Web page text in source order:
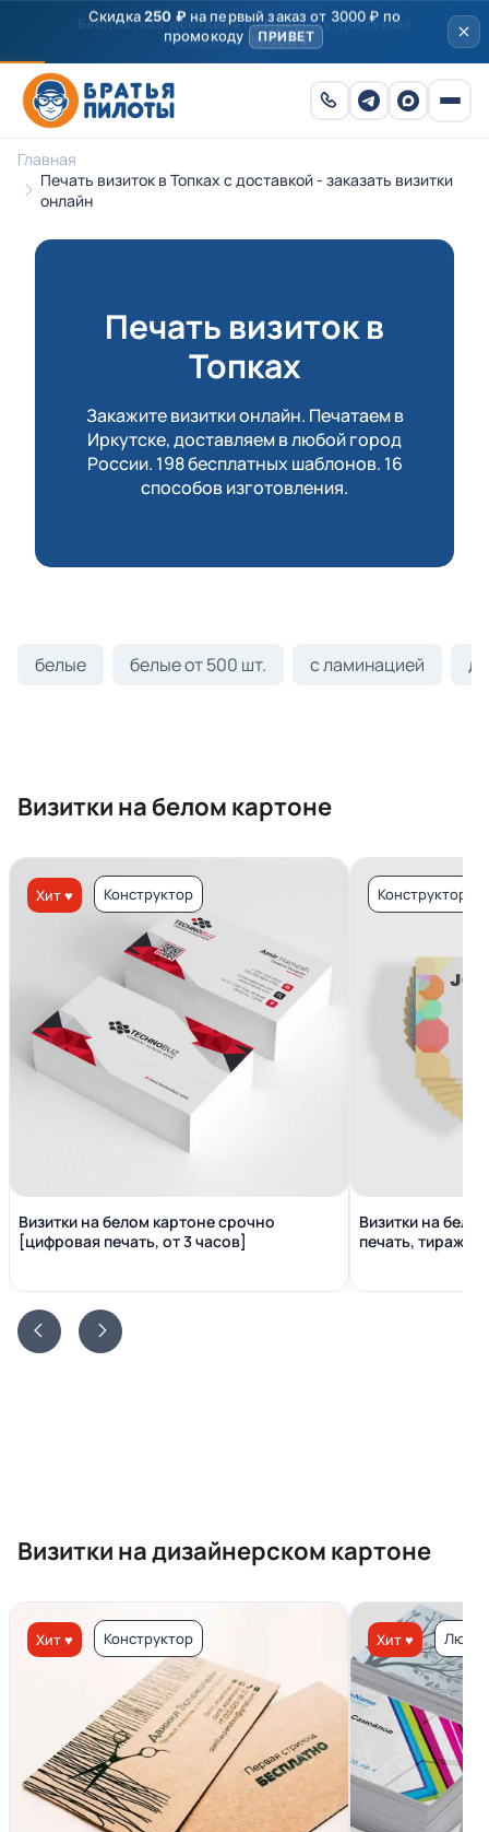
Скидка250 ₽на первый заказ от 3000 ₽ по
промокоду
ПРИВЕТ
Главная
Печать визиток в Топках с доставкой - заказать визитки
онлайн
Печать визиток в
Топках
Закажите визитки онлайн. Печатаем в
Иркутске, доставляем в любой город
России. 198 бесплатных шаблонов. 16
способов изготовления.
белые белые от 500 шт. с ламинацией
Визитки на белом картоне
Хит ♥ Конструктор
Визитки на белом картоне срочно
[цифровая печать, от 3 часов]
Конструктор
Визитки на
печать, тираж
Визитки на дизайнерском картоне
Хит ♥ Конструктор Хит ♥ Люкс